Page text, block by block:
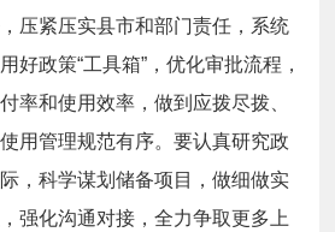
压紧压实县市和部门责任，系统
好政策“工具箱”，优化审批流程，
率和使用效率，做到应拨尽拨、
用管理规范有序。要认真研究政
，科学谋划储备项目，做细做实
强化沟通对接，全力争取更多上